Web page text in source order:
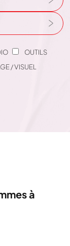
OUTILS
/ VISUEL
à